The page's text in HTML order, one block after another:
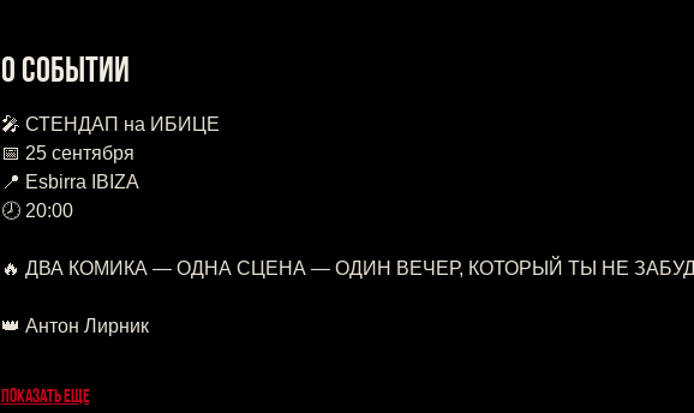
О событии
🎤 СТЕНДАП на ИБИЦЕ
📅 25 сентября
📍 Esbirra IBIZA
🕗 20:00
🔥 ДВА КОМИКА — ОДНА СЦЕНА — ОДИН ВЕЧЕР, КОТОРЫЙ ТЫ НЕ
👑 Антон Лирник
Показать еще